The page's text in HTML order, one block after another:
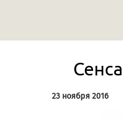
23 ноября 2016